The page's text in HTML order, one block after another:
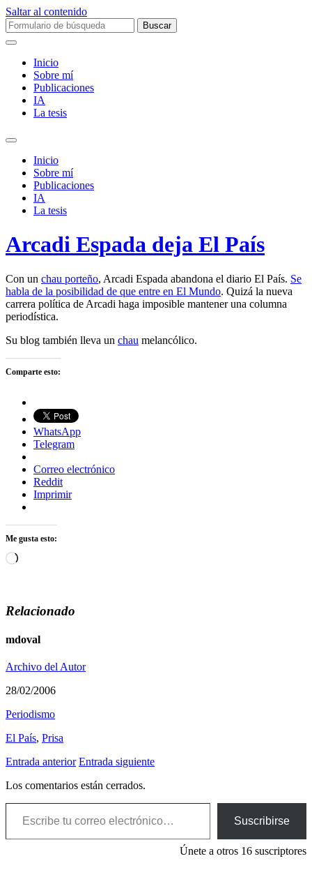
Saltar al contenido
Buscar:
Inicio
Sobre mí­
Publicaciones
IA
La tesis
Alternar
campo
búsqueda
Inicio
Sobre mí­
Publicaciones
IA
La tesis
Arcadi Espada deja El País
Con un chau porteño, Arcadi Espada abandona el diario El País. Se
habla de la posibilidad de que entre en El Mundo. Quizá la nueva
carrera política de Arcadi haga imposible mantener una columna
periodística.
Su blog también lleva un chau melancólico.
Comparte esto:
WhatsApp
Telegram
Correo electrónico
Reddit
Imprimir
Me gusta esto:
Cargando...
Relacionado
mdoval
Archivo del Autor
28/02/2006
Periodismo
El País, Prisa
Entrada anterior Entrada siguiente
Los comentarios están cerrados.
Escribe tu correo electrónico…
Suscribirse
Únete a otros 16 suscriptores